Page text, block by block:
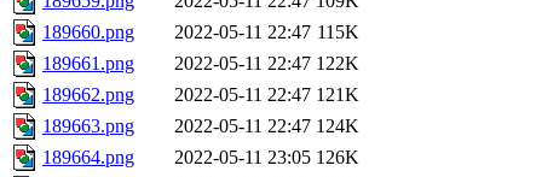
189660.png
2022-05-11 22:47 115K
189661.png
2022-05-11 22:47 122K
189662.png
2022-05-11 22:47 121K
189663.png
2022-05-11 22:47 124K
189664.png
2022-05-11 23:05 126K